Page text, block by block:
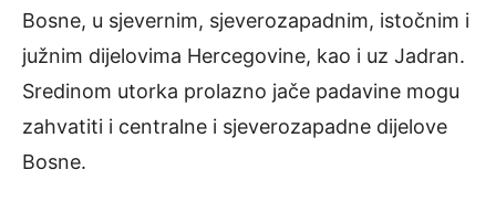
Bosne, u sjevernim, sjeverozapadnim, istočnim i
južnim dijelovima Hercegovine, kao i uz Jadran.
Sredinom utorka prolazno jače padavine mogu
zahvatiti i centralne i sjeverozapadne dijelove
Bosne.